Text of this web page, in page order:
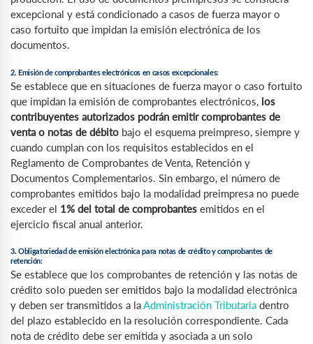
excepcional y está condicionado a casos de fuerza mayor o
caso fortuito que impidan la emisión electrónica de los
documentos.
2. Emisión de comprobantes electrónicos en casos excepcionales:
Se establece que en situaciones de fuerza mayor o caso fortuito
que impidan la emisión de comprobantes electrónicos, los
contribuyentes autorizados podrán emitir comprobantes de
venta o notas de débito bajo el esquema preimpreso, siempre y
cuando cumplan con los requisitos establecidos en el
Reglamento de Comprobantes de Venta, Retención y
Documentos Complementarios. Sin embargo, el número de
comprobantes emitidos bajo la modalidad preimpresa no puede
exceder el 1% del total de comprobantes emitidos en el
ejercicio fiscal anual anterior.
3. Obligatoriedad de emisión electrónica para notas de crédito y comprobantes de
retención:
Se establece que los comprobantes de retención y las notas de
crédito solo pueden ser emitidos bajo la modalidad electrónica
y deben ser transmitidos a laAdministración Tributaria dentro
del plazo establecido en la resolución correspondiente. Cada
nota de crédito debe ser emitida y asociada a un solo